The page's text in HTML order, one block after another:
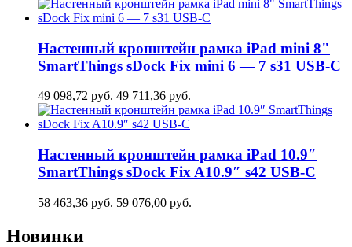
Настенный кронштейн рамка iPad mini 8"
SmartThings sDock Fix mini 6 — 7 s31 USB-C
49 098,72 руб. 49 711,36 руб.
Настенный кронштейн рамка iPad 10.9″
SmartThings sDock Fix A10.9″ s42 USB-C
58 463,36 руб. 59 076,00 руб.
Новинки